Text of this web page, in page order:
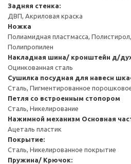
Задняя стенка:
ДВП, Акриловая краска
Ножка
Полиамидная пластмасса,
Полипропилен
Накладная шина/ кронштейн д/
Оцинкованная сталь
Сушилка посудная для навесн
Сталь, Пигментированное
Петля со встроенным стопором
Сталь, Никелирование
Нажимной механизм Основная
Ацеталь пластик
Покрытие:
Сталь, Никелированное покрытие
Пружина/ Крючок: